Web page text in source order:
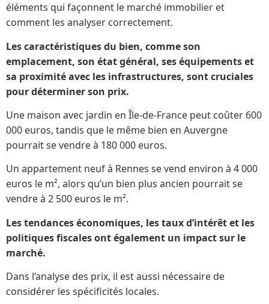
éléments qui façonnent le marché immobilier et
comment les analyser correctement.
Les caractéristiques du bien, comme son
emplacement, son état général, ses équipements et
sa proximité avec les infrastructures, sont cruciales
pour déterminer son prix.
Une maison avec jardin en Île-de-France peut coûter 600
000 euros, tandis que le même bien en Auvergne
pourrait se vendre à 180 000 euros.
Un appartement neuf à Rennes se vend environ à 4 000
euros le m², alors qu’un bien plus ancien pourrait se
vendre à 2 500 euros le m².
Les tendances économiques, les taux d’intérêt et les
politiques fiscales ont également un impact sur le
marché.
Dans l’analyse des prix, il est aussi nécessaire de
considérer les spécificités locales.